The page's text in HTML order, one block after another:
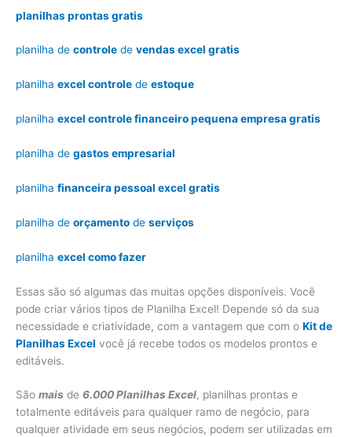
planilhas prontas gratis
planilha de controle de vendas excel gratis
planilha excel controle de estoque
planilha excel controle financeiro pequena empresa gratis
planilha de gastos empresarial
planilha financeira pessoal excel gratis
planilha de orçamento de serviços
planilha excel como fazer
Essas são só algumas das muitas opções disponíveis. Você
pode criar vários tipos de Planilha Excel! Depende só da sua
necessidade e criatividade, com a vantagem que com o Kit de
Planilhas Excel você já recebe todos os modelos prontos e
editáveis.
São mais de 6.000 Planilhas Excel, planilhas prontas e
totalmente editáveis para qualquer ramo de negócio, para
qualquer atividade em seus negócios, podem ser utilizadas em